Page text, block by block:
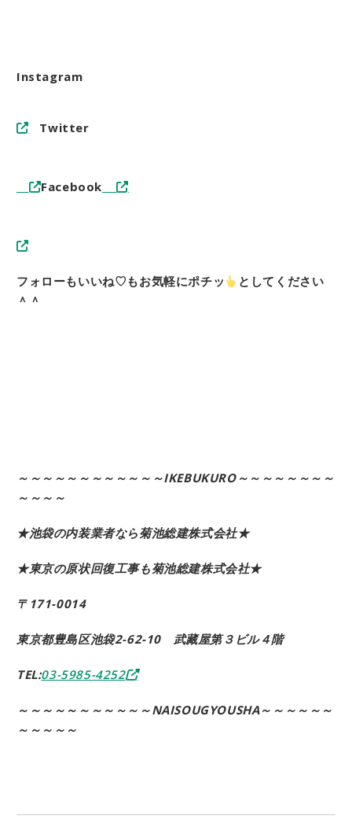
Instagram
Twitter
Facebook
フォローもいいね♡もお気軽にポチッ
としてください
＾＾
～～～～～～～～～～～～IKEBUKURO～～～～～～～～
～～～～
★池袋の内装業者なら菊池総建株式会社★
★東京の原状回復工事も菊池総建株式会社★
〒171-0014
東京都豊島区池袋2-62-10 武藏屋第３ビル４階
TEL:03-5985-4252
～～～～～～～～～～～NAISOUGYOUSHA～～～～～～
～～～～～